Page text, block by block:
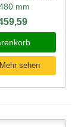
mm
Mehr sehen